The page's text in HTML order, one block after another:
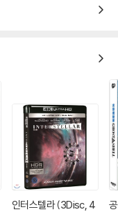
인터스텔라 (3Disc, 4